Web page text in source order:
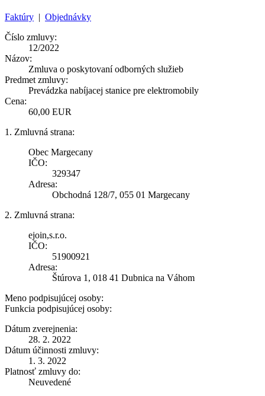
Faktúry | Objednávky
Číslo zmluvy:
12/2022
Názov:
Zmluva o poskytovaní odborných služieb
Predmet zmluvy:
Prevádzka nabíjacej stanice pre elektromobily
Cena:
60,00 EUR
1. Zmluvná strana:
Obec Margecany
IČO:
329347
Adresa:
Obchodná 128/7, 055 01 Margecany
2. Zmluvná strana:
ejoin,s.r.o.
IČO:
51900921
Adresa:
Štúrova 1, 018 41 Dubnica na Váhom
Meno podpisujúcej osoby:
Funkcia podpisujúcej osoby:
Dátum zverejnenia:
28. 2. 2022
Dátum účinnosti zmluvy:
1. 3. 2022
Platnosť zmluvy do:
Neuvedené